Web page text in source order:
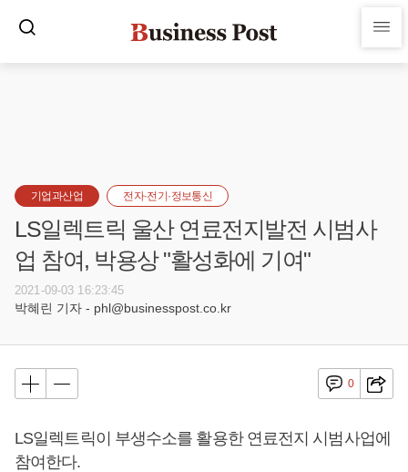
기업과산업 전자·전기·정보통신
LS일렉트릭 울산 연료전지발전 시범사
업 참여, 박용상 "활성화에 기여"
2021-09-03 16:23:45
박혜린 기자 - phl@businesspost.co.kr
0
LS일렉트릭이 부생수소를 활용한 연료전지 시범사업에
참여한다.